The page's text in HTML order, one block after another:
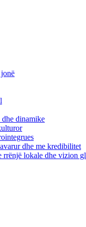
dinamike
dhe me kredibilitet
rrënjë lokale dhe vizion